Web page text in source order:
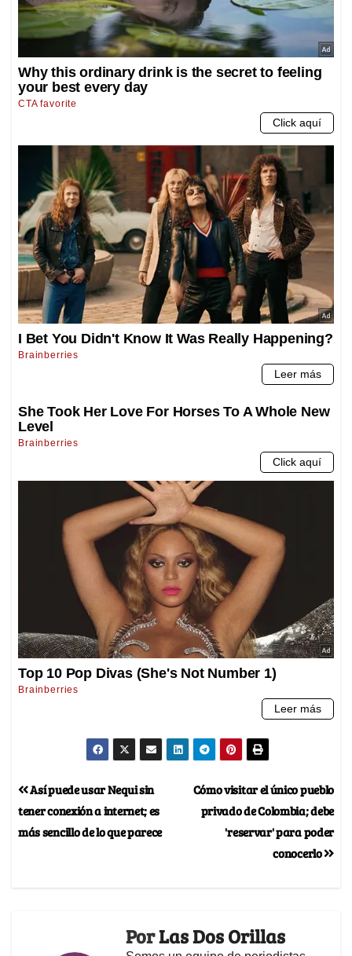
Cómo visitar el único pueblo
privado de Colombia; debe
'reservar' para poder
conocerlo
Así puede usar Nequi sin
tener conexión a internet; es
más sencillo de lo que parece
PorLas Dos Orillas